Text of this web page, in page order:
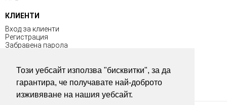
Този уебсайт използва "бисквитки", за да
гарантира, че получавате най-доброто
изживяване на нашия уебсайт.
КЛИЕНТИ
Вход за клиенти
Регистрация
Забравена парола
ПОЛЕЗНО